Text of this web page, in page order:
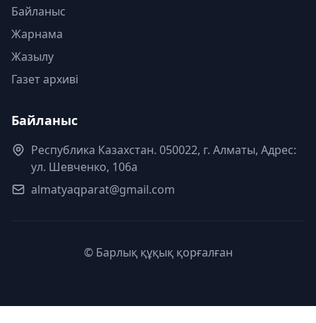
Байланыс
Жарнама
Жазылу
Газет архиві
Байланыс
Республика Казахстан. 050022, г. Алматы, Адрес:
ул. Шевченко, 106а
almatyaqparat@gmail.com
© Барлық құқық қорғалған